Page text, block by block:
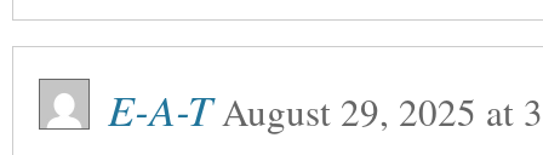
E-A-TAugust 29, 2025 at